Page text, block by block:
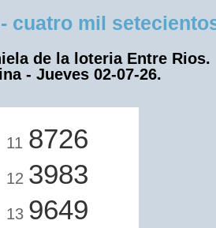
mil
de la loteria Entre Rios.
- Jueves 02-07-26.
11 8726
12 3983
13 9649